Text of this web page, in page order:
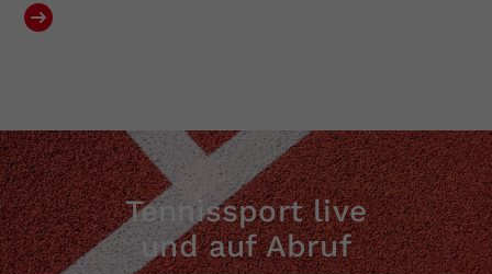
Tennissport live
und auf Abruf